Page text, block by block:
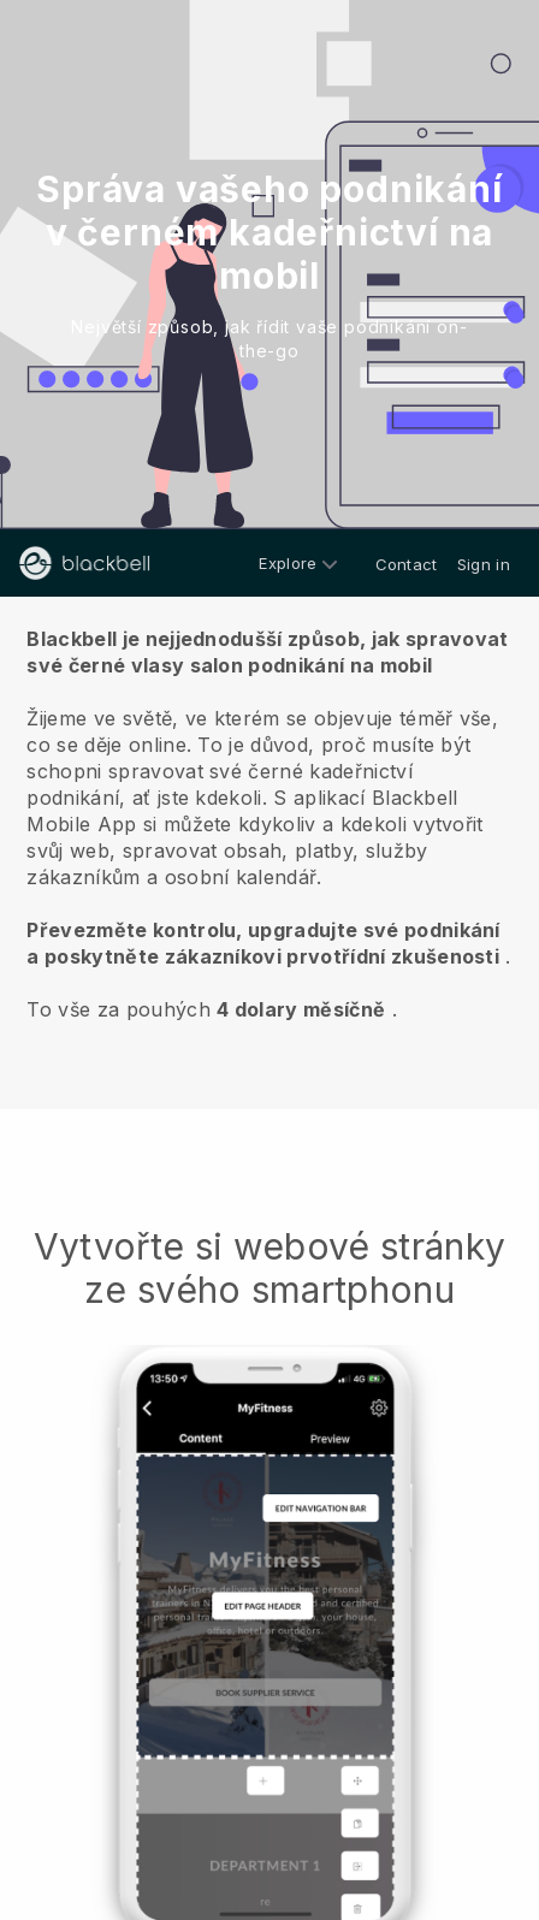
Správa vašeho podnikání
v černém kadeřnictví na
mobil
Největší způsob, jak řídit vaše podnikání on-
the-go
Explore Contact Sign in
Blackbell je nejjednodušší způsob, jak spravovat
své černé vlasy salon podnikání na mobil
Žijeme ve světě, ve kterém se objevuje téměř vše,
co se děje online. To je důvod, proč musíte být
schopni spravovat své černé kadeřnictví
podnikání, ať jste kdekoli. S aplikací Blackbell
Mobile App si můžete kdykoliv a kdekoli vytvořit
svůj web, spravovat obsah, platby, služby
zákazníkům a osobní kalendář.
Převezměte kontrolu, upgradujte své podnikání
a poskytněte zákazníkovi prvotřídní zkušenosti .
To vše za pouhých4 dolary měsíčně .
Vytvořte si webové stránky
ze svého smartphonu